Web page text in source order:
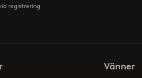
registrering
Vänner